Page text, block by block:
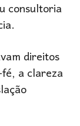
consultoria
direitos
a clareza